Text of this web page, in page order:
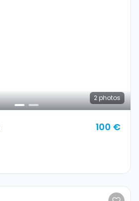
2 photos
100 €